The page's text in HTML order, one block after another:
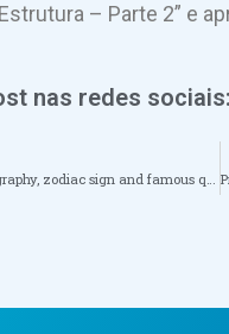
– Parte 2” e
nas redes sociais: